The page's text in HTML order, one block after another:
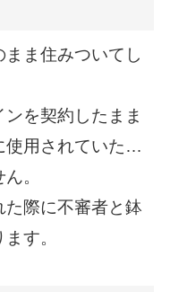
ま住みついてし
を契約したまま
使用されていた…
。
た際に不審者と鉢
す。